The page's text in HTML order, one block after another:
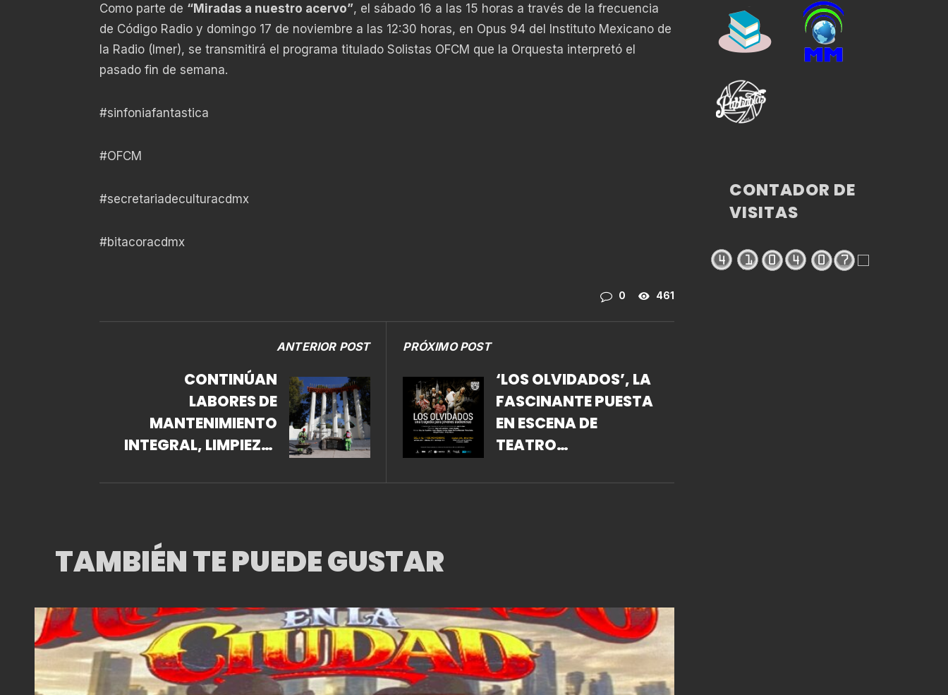
Como parte de “Miradas a nuestro acervo”, el sábado 16 a las 15 horas a través de la frecuencia
de Código Radio y domingo 17 de noviembre a las 12:30 horas, en Opus 94 del Instituto Mexicano de
la Radio (Imer), se transmitirá el programa titulado Solistas OFCM que la Orquesta interpretó el
pasado fin de semana.
#sinfoniafantastica
#OFCM
#secretariadeculturacdmx
#bitacoracdmx
0 461
ANTERIOR POST
CONTINÚAN
LABORES DE
MANTENIMIENTO
INTEGRAL, LIMPIEZA,
FORO LINDBERGH
PRÓXIMO POST
‘LOS OLVIDADOS’, LA
FASCINANTE PUESTA
EN ESCENA DE
TEATRO
CIMBRARÁ TUS
TAMBIÉN TE PUEDE GUSTAR
CONTADOR DE
VISITAS